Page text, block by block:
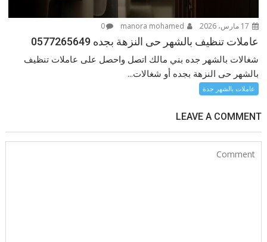
0
عاملات تنظيف بالشهر حى النزهة بجده 0577265649
شغالات بالشهر جده بني مالك اتصل واحصل على عاملات تنظيف
بالشهر حى النزهة بجده أو شغالات...
عاملات بالشهر جدة
LEAVE A COMMENT